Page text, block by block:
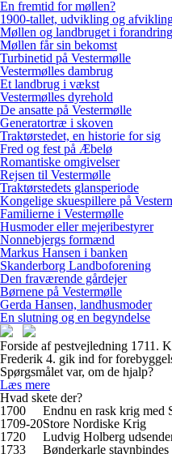
En fremtid for møllen?
1900-tallet, udvikling og
Møllen og landbruget i forandring
Møllen får sin bekomst
Turbinetid på Vestermølle
Vestermølles dambrug
Et landbrug i vækst
Vestermølles dyrehold
De ansatte på Vestermølle
Generatortræ i skoven
Traktørstedet, en historie for sig
Fred og fest på Æbelø
Romantiske omgivelser
Rejsen til Vestermølle
Traktørstedets glansperiode
Kongelige skuespillere på
Familierne i Vestermølle
Husmoder eller mejeribestyrer
Nonnebjergs formænd
Markus Hansen i banken
Skanderborg Landboforening
Den fraværende gårdejer
Børnene på Vestermølle
Gerda Hansen, landhusmoder
En slutning og en begyndelse
Forside af pestvejledning 1711.
Frederik 4. gik ind for
Spørgsmålet var, om de hjalp?
Læs mere
Hvad skete der?
1700
Endnu en rask krig med
1709-20Store Nordiske Krig
1720
Ludvig Holberg
1733
Bønderkarle stavnbindes